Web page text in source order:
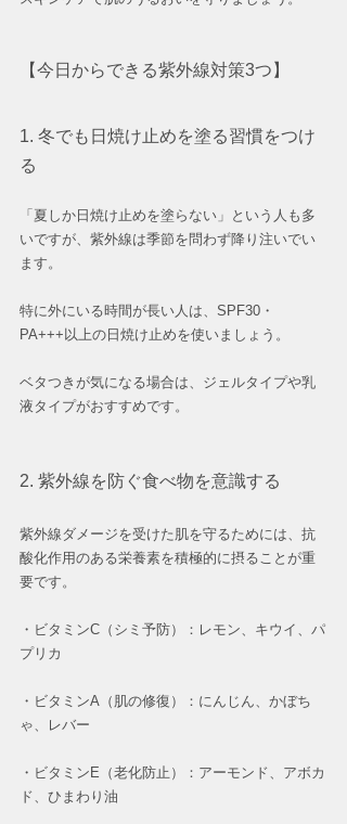
【今日からできる紫外線対策3つ】
1. 冬でも日焼け止めを塗る習慣をつけ
る
「夏しか日焼け止めを塗らない」という人も多
いですが、紫外線は季節を問わず降り注いでい
ます。
特に外にいる時間が長い人は、SPF30・
PA+++以上の日焼け止めを使いましょう。
ベタつきが気になる場合は、ジェルタイプや乳
液タイプがおすすめです。
2. 紫外線を防ぐ食べ物を意識する
紫外線ダメージを受けた肌を守るためには、抗
酸化作用のある栄養素を積極的に摂ることが重
要です。
・ビタミンC（シミ予防）：レモン、キウイ、パ
プリカ
・ビタミンA（肌の修復）：にんじん、かぼち
ゃ、レバー
・ビタミンE（老化防止）：アーモンド、アボカ
ド、ひまわり油